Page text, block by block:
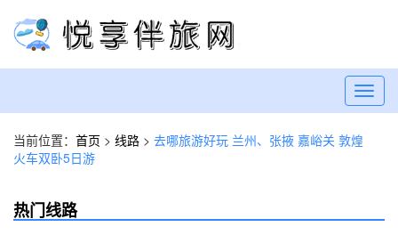
当前位置： 首页 > 线路 > 去哪旅游好玩 兰州、张掖 嘉峪关 敦煌
火车双卧5日游
热门线路